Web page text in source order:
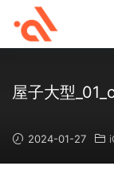
屋子大型_01_c
2024-01-27